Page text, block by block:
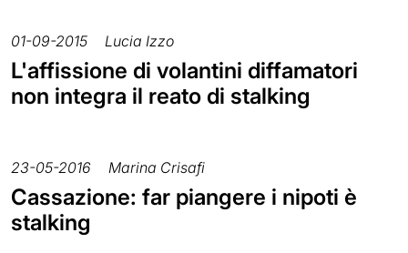
01-09-2015 Lucia Izzo
L'affissione di volantini diffamatori
non integra il reato di stalking
23-05-2016 Marina Crisafi
Cassazione: far piangere i nipoti è
stalking